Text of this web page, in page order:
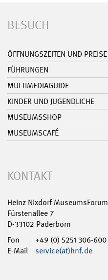
BESUCH
ÖFFNUNGSZEITEN UND PREISE
FÜHRUNGEN
MULTIMEDIAGUIDE
KINDER UND JUGENDLICHE
MUSEUMSSHOP
MUSEUMSCAFÉ
KONTAKT
Heinz Nixdorf MuseumsForum
Fürstenallee 7
D-33102 Paderborn
Fon
+49 (0) 5251 306-600
E-Mail
service(at)hnf.de